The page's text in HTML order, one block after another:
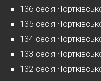
136-сесія
135-сесія
134-сесія
133-сесія
132-сесія